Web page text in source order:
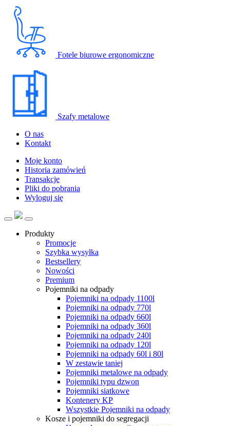
Fotele biurowe ergonomiczne
Szafy metalowe
O nas
Kontakt
Moje konto
Historia zamówień
Transakcje
Pliki do pobrania
Wyloguj się
Produkty
Promocje
Szybka wysyłka
Bestsellery
Nowości
Premium
Pojemniki na odpady
Pojemniki na odpady 1100l
Pojemniki na odpady 770l
Pojemniki na odpady 660l
Pojemniki na odpady 360l
Pojemniki na odpady 240l
Pojemniki na odpady 120l
Pojemniki na odpady 60l i 80l
W zestawie taniej
Pojemniki metalowe na odpady
Pojemniki typu dzwon
Pojemniki siatkowe
Kontenery KP
Wszystkie Pojemniki na odpady
Kosze i pojemniki do segregacji